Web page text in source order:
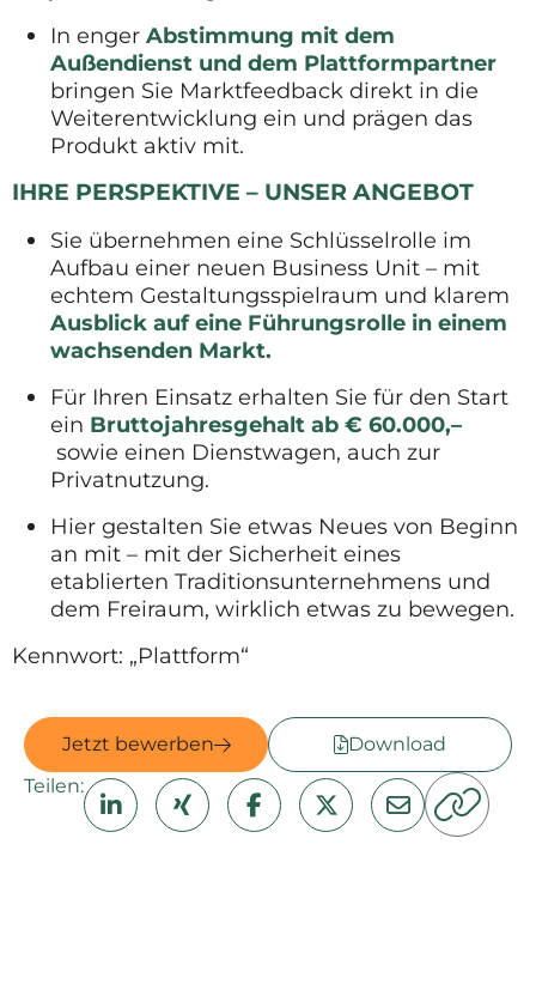
In enger Abstimmung mit dem
Außendienst und dem Plattformpartner
bringen Sie Marktfeedback direkt in die
Weiterentwicklung ein und prägen das
Produkt aktiv mit.
IHRE PERSPEKTIVE – UNSER ANGEBOT
Sie übernehmen eine Schlüsselrolle im
Aufbau einer neuen Business Unit – mit
echtem Gestaltungsspielraum und klarem
Ausblick auf eine Führungsrolle in einem
wachsenden Markt.
Für Ihren Einsatz erhalten Sie für den Start
ein Bruttojahresgehalt ab € 60.000,–
sowie einen Dienstwagen, auch zur
Privatnutzung.
Hier gestalten Sie etwas Neues von Beginn
an mit – mit der Sicherheit eines
etablierten Traditionsunternehmens und
dem Freiraum, wirklich etwas zu bewegen.
Kennwort: „Plattform“
Jetzt bewerben
Download
Teilen: